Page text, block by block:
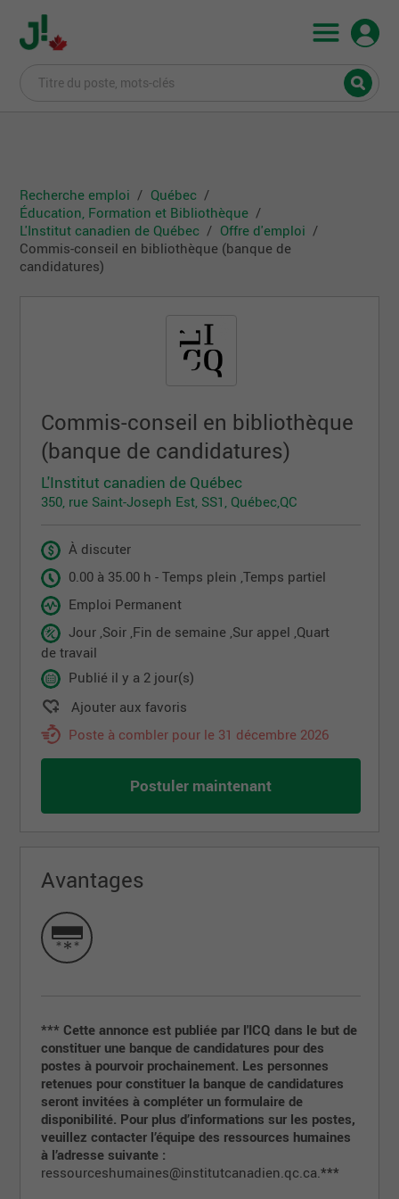
Recherche emploi
Québec
Éducation, Formation et Bibliothèque
L'Institut canadien de Québec
Offre d'emploi
Commis-conseil en bibliothèque (banque de
candidatures)
Commis-conseil en bibliothèque
(banque de candidatures)
L'Institut canadien de Québec
350, rue Saint-Joseph Est, SS1, Québec,QC
À discuter
0.00 à 35.00 h - Temps plein ,Temps partiel
Emploi Permanent
Jour ,Soir ,Fin de semaine ,Sur appel ,Quart
de travail
Publié il y a 2 jour(s)
Ajouter aux favoris
Poste à combler pour le 31 décembre 2026
Postuler maintenant
Avantages
*** Cette annonce est publiée par l'ICQ dans le but de
constituer une banque de candidatures pour des
postes à pourvoir prochainement. Les personnes
retenues pour constituer la banque de candidatures
seront invitées à compléter un formulaire de
disponibilité. Pour plus d’informations sur les postes,
veuillez contacter l’équipe des ressources humaines
à l’adresse suivante :
ressourceshumaines@institutcanadien.qc.ca.***